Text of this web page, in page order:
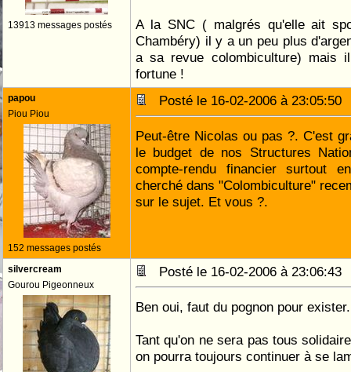
13913 messages postés
A la SNC ( malgrés qu'elle ait
Chambéry) il y a un peu plus
a sa revue colombiculture)
fortune !
papou
Piou Piou
152 messages postés
Posté le 16-02-2006 à
Peut-être Nicolas ou pas ?. C'est
le budget de nos Structures
compte-rendu financier surtout
cherché dans "Colombiculture"
sur le sujet. Et vous ?.
silvercream
Gourou Pigeonneux
Posté le 16-02-2006 à
Ben oui, faut du pognon pour
Tant qu'on ne sera pas tous
on pourra toujours continuer à se